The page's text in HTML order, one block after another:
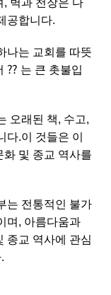
공합니다.
나는 교회를 따뜻
⁇ 는 큰 촛불입
오래된 책, 수고,
.이 것들은 이
및 종교 역사를
는 전통적인 불가
며, 아름다움과
종교 역사에 관심